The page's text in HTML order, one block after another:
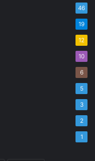
46
19
12
10
6
5
3
2
1